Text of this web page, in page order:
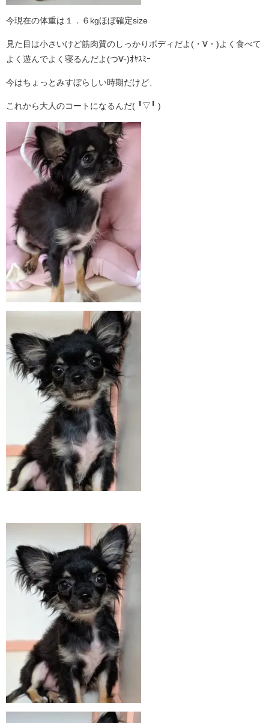
今現在の体重は１．６kgほぼ確定size
見た目は小さいけど筋肉質のしっかりボディだよ(・∀・)よく食べて
よく遊んでよく寝るんだよ(つ∀-)ｵﾔｽﾐｰ
今はちょっとみすぼらしい時期だけど、
これから大人のコートになるんだ( ╹▽╹ )